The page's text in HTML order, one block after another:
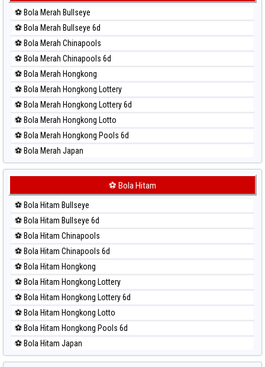
Paito Harian Sydney Lotto
Paito Harian Sydney Pools 6d
Paito Harian Taipei
Paito Harian Taiwan
⚽ Bola Merah Bullseye
⚽ Bola Merah Bullseye 6d
⚽ Bola Merah Chinapools
⚽ Bola Merah Chinapools 6d
⚽ Bola Merah Hongkong
⚽ Bola Merah Hongkong Lottery
⚽ Bola Merah Hongkong Lottery 6d
⚽ Bola Merah Hongkong Lotto
⚽ Bola Merah Hongkong Pools 6d
⚽ Bola Merah Japan
⚽ Bola Merah Japan 6d
⚽ Bola Merah Kuda Lari
⚽ Bola Merah Magnum Cambodia
⚽ Bola Merah Nagoya
⚽ Bola Merah North Carolina Day
⚽ Bola Merah Pcso
⚽ Bola Merah Sao Paulo
⚽ Bola Merah Singapore
⚽ Bola Merah Sydney
⚽ Bola Merah Sydney Lottery
⚽ Bola Merah Sydney Lottery 6d
⚽ Bola Merah Sydney Lotto
⚽ Bola Hitam
⚽ Bola Hitam Bullseye
⚽ Bola Hitam Bullseye 6d
⚽ Bola Hitam Chinapools
⚽ Bola Hitam Chinapools 6d
⚽ Bola Hitam Hongkong
⚽ Bola Hitam Hongkong Lottery
⚽ Bola Hitam Hongkong Lottery 6d
⚽ Bola Hitam Hongkong Lotto
⚽ Bola Hitam Hongkong Pools 6d
⚽ Bola Hitam Japan
⚽ Bola Hitam Japan 6d